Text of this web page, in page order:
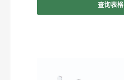
查询表格